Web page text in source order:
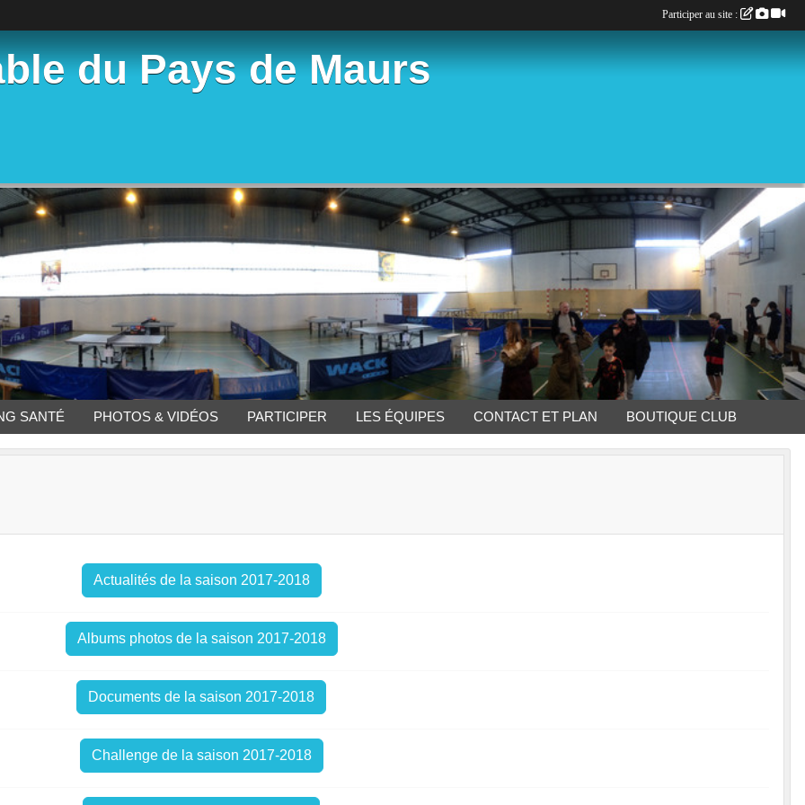
du Pays de Maurs
SANTÉ PHOTOS & VIDÉOS PARTICIPER LES ÉQUIPES CONTACT ET PLAN BOUTIQUE CLUB
Actualités de la saison 2017-2018
Albums photos de la saison 2017-2018
Documents de la saison 2017-2018
Challenge de la saison 2017-2018
Participer au site :